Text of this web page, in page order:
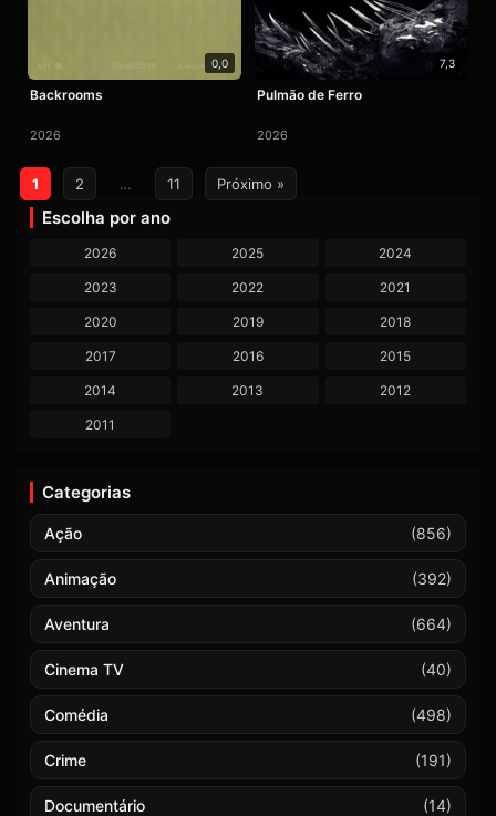
0,0
Backrooms
2026
7,3
Pulmão de Ferro
2026
Paginação
de
posts
1 2 … 11 Próximo »
Escolha por ano
2026 2025 2024
2023 2022 2021
2020 2019 2018
2017 2016 2015
2014 2013 2012
2011
Categorias
Ação (856)
Animação (392)
Aventura (664)
Cinema TV (40)
Comédia (498)
Crime (191)
Documentário (14)